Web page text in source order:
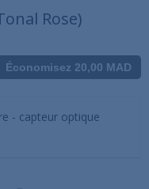
Rose)
Économisez 20,00 MAD
- capteur optique